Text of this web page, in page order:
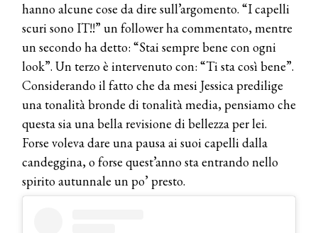
hanno alcune cose da dire sull’argomento. “I capelli
scuri sono IT!!” un follower ha commentato, mentre
un secondo ha detto: “Stai sempre bene con ogni
look”. Un terzo è intervenuto con: “Ti sta così bene”.
Considerando il fatto che da mesi Jessica predilige
una tonalità bronde di tonalità media, pensiamo che
questa sia una bella revisione di bellezza per lei.
Forse voleva dare una pausa ai suoi capelli dalla
candeggina, o forse quest’anno sta entrando nello
spirito autunnale un po’ presto.